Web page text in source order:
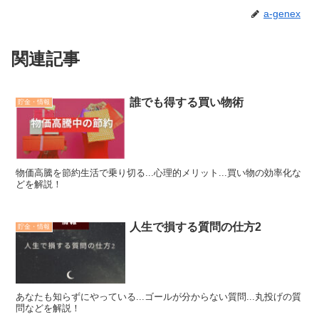
a-genex
関連記事
貯金・情報 誰でも得する買い物術
物価高騰を節約生活で乗り切る...心理的メリット...買い物の効率化な
どを解説！
貯金・情報 人生で損する質問の仕方2
あなたも知らずにやっている...ゴールが分からない質問...丸投げの質
問などを解説！